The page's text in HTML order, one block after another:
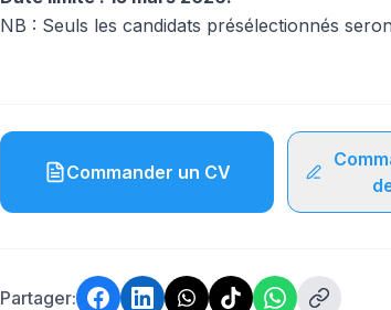
NB : Seuls les candidats présélectionnés
Commander un CV
Partager: